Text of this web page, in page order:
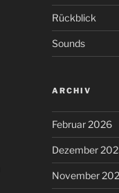
Rückblick
Sounds
ARCHIV
Februar 2026
Dezember
November